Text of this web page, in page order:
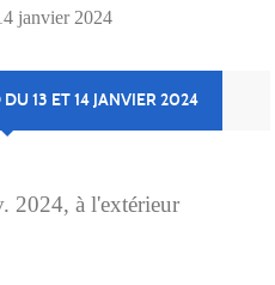
janvier 2024
13 ET 14 JANVIER 2024
2024, à l'extérieur